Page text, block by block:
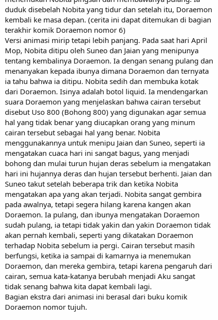
duduk disebelah Nobita yang tidur dan setelah itu, Doraemon
kembali ke masa depan. (cerita ini dapat ditemukan di bagian
terakhir komik Doraemon nomor 6)
Versi animasi mirip tetapi lebih panjang. Pada saat hari April
Mop, Nobita ditipu oleh Suneo dan Jaian yang menipunya
tentang kembalinya Doraemon. Ia dengan senang pulang dan
menanyakan kepada ibunya dimana Doraemon dan ternyata
ia tahu bahwa ia ditipu. Nobita sedih dan membuka kotak
dari Doraemon. Isinya adalah botol liquid. Ia mendengarkan
suara Doraemon yang menjelaskan bahwa cairan tersebut
disebut Uso 800 (Bohong 800) yang digunakan agar semua
hal yang tidak benar yang diucapkan orang yang minum
cairan tersebut sebagai hal yang benar. Nobita
menggunakannya untuk menipu Jaian dan Suneo, seperti ia
mengatakan cuaca hari ini sangat bagus, yang menjadi
bohong dan mulai turun hujan deras sebelum ia mengatakan
hari ini hujannya deras dan hujan tersebut berhenti. Jaian dan
Suneo takut setelah beberapa trik dan ketika Nobita
mengatakan apa yang akan terjadi. Nobita sangat gembira
pada awalnya, tetapi segera hilang karena kangen akan
Doraemon. Ia pulang, dan ibunya mengatakan Doraemon
sudah pulang, ia tetapi tidak yakin dan yakin Doraemon tidak
akan pernah kembali, seperti yang dikatakan Doraemon
terhadap Nobita sebelum ia pergi. Cairan tersebut masih
berfungsi, ketika ia sampai di kamarnya ia menemukan
Doraemon, dan mereka gembira, tetapi karena pengaruh dari
cairan, semua kata-katanya berubah menjadi Aku sangat
tidak senang bahwa kita dapat kembali lagi.
Bagian ekstra dari animasi ini berasal dari buku komik
Doraemon nomor tujuh.